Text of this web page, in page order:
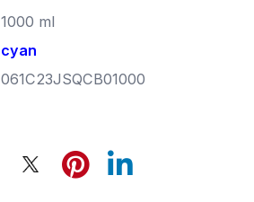
1000 ml
cyan
061C23JSQCB01000